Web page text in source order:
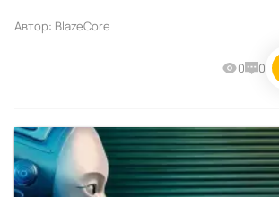
Автор: BlazeCore
0 0